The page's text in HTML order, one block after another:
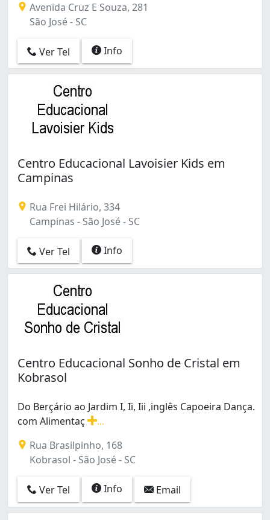
Avenida Cruz E Souza, 281
São José - SC
Ver Tel Info
Centro Educacional Lavoisier Kids em
Campinas
Rua Frei Hilário, 334
Campinas - São José - SC
Ver Tel Info
Centro Educacional Sonho de Cristal em
Kobrasol
Do Berçário ao Jardim I, Ii, Iii ,inglês Capoeira Dança.
com Alimentaç
Rua Brasilpinho, 168
Kobrasol - São José - SC
Ver Tel Info Email